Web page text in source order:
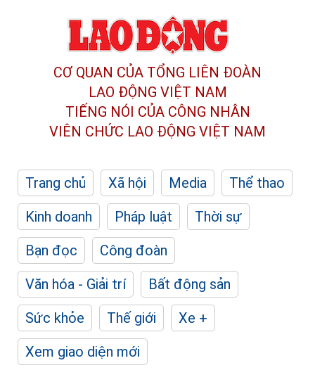
CƠ QUAN CỦA TỔNG LIÊN ĐOÀN
LAO ĐỘNG VIỆT NAM
TIẾNG NÓI CỦA CÔNG NHÂN
VIÊN CHỨC LAO ĐỘNG VIỆT NAM
Trang chủ Xã hội Media
Thể thao
Kinh doanh
Pháp luật
Thời sự
Bạn đọc
Công đoàn
Văn hóa - Giải trí
Bất động sản
Sức khỏe
Thế giới
Xe +
Xem giao diện mới